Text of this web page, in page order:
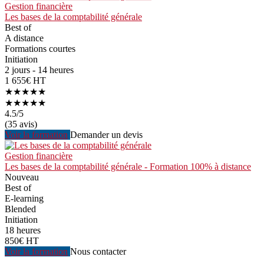
Gestion financière
Les bases de la comptabilité générale
Best of
A distance
Formations courtes
Initiation
2 jours - 14 heures
1 655€ HT
★★★★★
★★★★★
4.5/5
(35 avis)
Voir la formation Demander un devis
Gestion financière
Les bases de la comptabilité générale - Formation 100% à distance
Nouveau
Best of
E-learning
Blended
Initiation
18 heures
850€ HT
Voir la formation Nous contacter